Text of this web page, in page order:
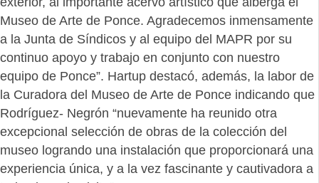
Museo de Arte de Ponce. Agradecemos inmensamente
a la Junta de Síndicos y al equipo del MAPR por su
continuo apoyo y trabajo en conjunto con nuestro
equipo de Ponce”. Hartup destacó, además, la labor de
la Curadora del Museo de Arte de Ponce indicando que
Rodríguez- Negrón “nuevamente ha reunido otra
excepcional selección de obras de la colección del
museo logrando una instalación que proporcionará una
experiencia única, y a la vez fascinante y cautivadora a